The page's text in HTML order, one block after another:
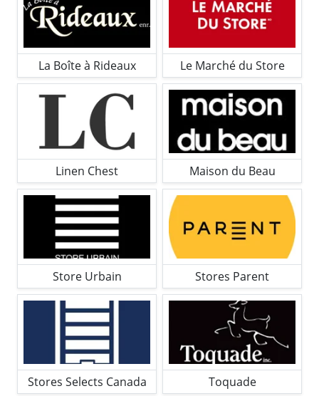
La Boîte à Rideaux Le Marché du Store
Linen Chest Maison du Beau
Store Urbain Stores Parent
Stores Selects Canada Toquade